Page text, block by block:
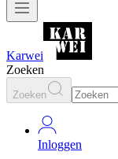
Karwei
Zoeken
Zoeken
Inloggen